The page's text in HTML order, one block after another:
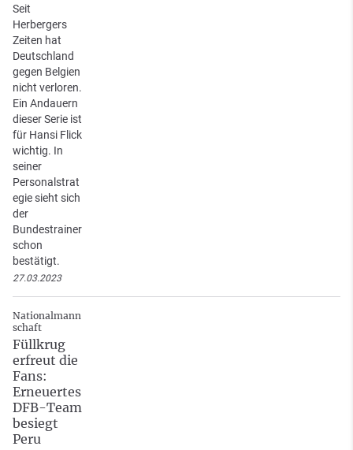
Seit
Herbergers
Zeiten hat
Deutschland
gegen Belgien
nicht verloren.
Ein Andauern
dieser Serie ist
für Hansi Flick
wichtig. In
seiner
Personalstrat
egie sieht sich
der
Bundestrainer
schon
bestätigt.
27.03.2023
Nationalmann
schaft
Füllkrug
erfreut die
Fans:
Erneuertes
DFB-Team
besiegt
Peru